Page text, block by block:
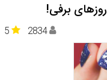
برفی!
5 2834